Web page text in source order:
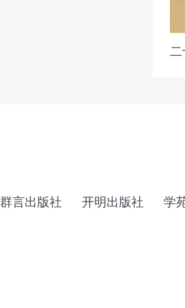
二
群言出版社 开明出版社 学